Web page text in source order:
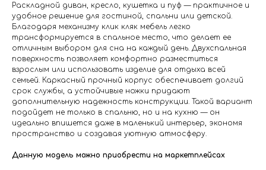
Раскладной диван, кресло, кушетка и пуф — практичное и
удобное решение для гостиной, спальни или детской.
Благодаря механизму клик кляк мебель легко
трансформируется в спальное место, что делает ее
отличным выбором для сна на каждый день. Двухспальная
поверхность позволяет комфортно разместиться
взрослым или использовать изделие для отдыха всей
семьей. Каркасный прочный корпус обеспечивает долгий
срок службы, а устойчивые ножки придают
дополнительную надежность конструкции. Такой вариант
подойдет не только в спальню, но и на кухню — он
идеально впишется даже в маленький интерьер, экономя
пространство и создавая уютную атмосферу.
Данную модель можно приобрести на маркетплейсах